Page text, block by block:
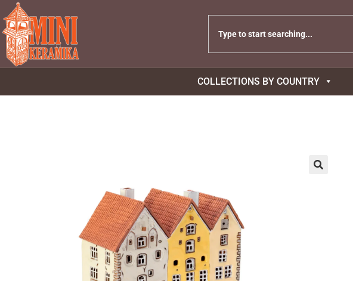
COLLECTIONS BY COUNTRY